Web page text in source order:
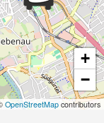
+
−
OpenStreetMap contributors